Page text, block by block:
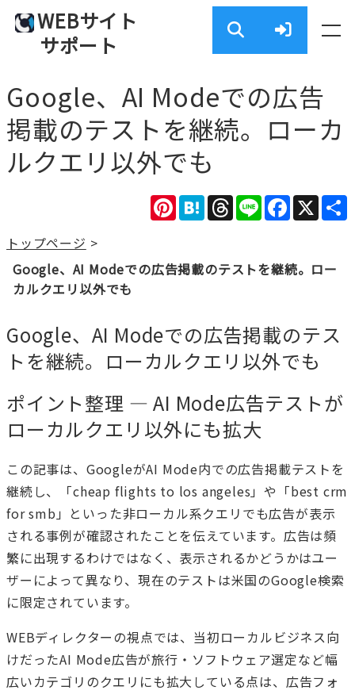
WEBサイト
サポート
Google、AI Modeでの広告
掲載のテストを継続。ローカ
ルクエリ以外でも
X
Facebook
Line
Threads
Hatena
Pinterest
トップページ >
Google、AI Modeでの広告掲載のテストを継続。ロー
カルクエリ以外でも
Google、AI Modeでの広告掲載のテス
トを継続。ローカルクエリ以外でも
ポイント整理 — AI Mode広告テストが
ローカルクエリ以外にも拡大
この記事は、GoogleがAI Mode内での広告掲載テストを
継続し、「cheap flights to los angeles」や「best crm
for smb」といった非ローカル系クエリでも広告が表示
される事例が確認されたことを伝えています。広告は頻
繁に出現するわけではなく、表示されるかどうかはユー
ザーによって異なり、現在のテストは米国のGoogle検索
に限定されています。
WEBディレクターの視点では、当初ローカルビジネス向
けだったAI Mode広告が旅行・ソフトウェア選定など幅
広いカテゴリのクエリにも拡大している点は、広告フォ